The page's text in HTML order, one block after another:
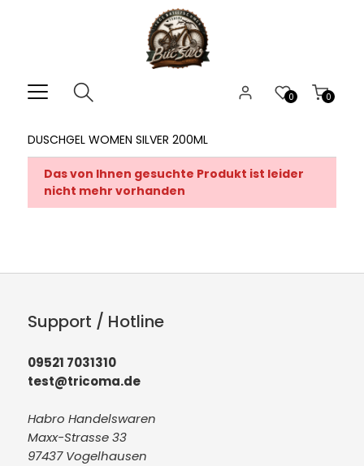
0
0
DUSCHGEL WOMEN SILVER 200ML
Das von Ihnen gesuchte Produkt ist leider
nicht mehr vorhanden
Support / Hotline
09521 7031310
test@tricoma.de
Habro Handelswaren
Maxx-Strasse 33
97437 Vogelhausen